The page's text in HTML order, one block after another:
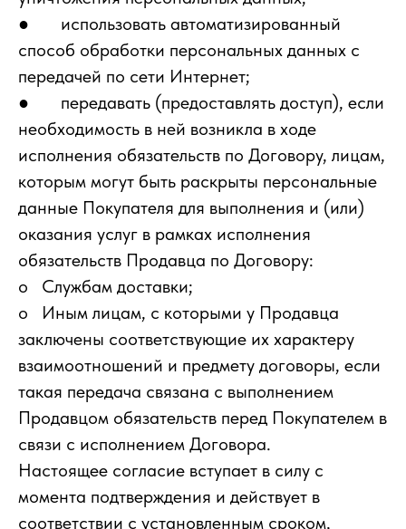
● использовать автоматизированный
способ обработки персональных данных с
передачей по сети Интернет;
● передавать (предоставлять доступ), если
необходимость в ней возникла в ходе
исполнения обязательств по Договору, лицам,
которым могут быть раскрыты персональные
данные Покупателя для выполнения и (или)
оказания услуг в рамках исполнения
обязательств Продавца по Договору:
o Службам доставки;
o Иным лицам, с которыми у Продавца
заключены соответствующие их характеру
взаимоотношений и предмету договоры, если
такая передача связана с выполнением
Продавцом обязательств перед Покупателем в
связи с исполнением Договора.
Настоящее согласие вступает в силу с
момента подтверждения и действует в
соответствии с установленным сроком,